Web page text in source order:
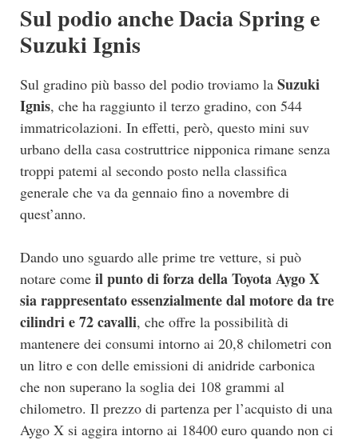
Sul podio anche Dacia Spring e
Suzuki Ignis
Sul gradino più basso del podio troviamo la Suzuki
Ignis, che ha raggiunto il terzo gradino, con 544
immatricolazioni. In effetti, però, questo mini suv
urbano della casa costruttrice nipponica rimane senza
troppi patemi al secondo posto nella classifica
generale che va da gennaio fino a novembre di
quest’anno.
Dando uno sguardo alle prime tre vetture, si può
notare come il punto di forza della Toyota Aygo X
sia rappresentato essenzialmente dal motore da tre
cilindri e 72 cavalli, che offre la possibilità di
mantenere dei consumi intorno ai 20,8 chilometri con
un litro e con delle emissioni di anidride carbonica
che non superano la soglia dei 108 grammi al
chilometro. Il prezzo di partenza per l’acquisto di una
Aygo X si aggira intorno ai 18400 euro quando non ci